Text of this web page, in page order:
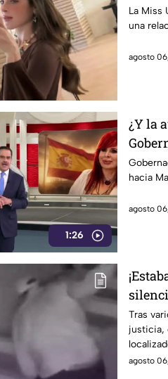
Cano
La Miss
una
agosto
1:26
¿Y la
hacia
agosto
de
Tras
justicia,
agosto